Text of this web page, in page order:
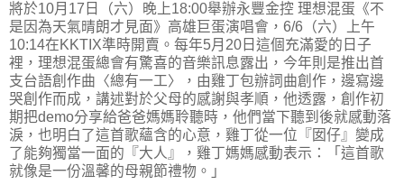
將於10月17日（六）晚上18:00舉辦永豐金控 理想混蛋《不
是因為天氣晴朗才見面》高雄巨蛋演唱會，6/6（六）上午
10:14在KKTIX準時開賣。每年5月20日這個充滿愛的日子
裡，理想混蛋總會有驚喜的音樂訊息露出，今年則是推出首
支台語創作曲〈總有一工〉，由雞丁包辦詞曲創作，邊寫邊
哭創作而成，講述對於父母的感謝與孝順，他透露，創作初
期把demo分享給爸爸媽媽聆聽時，他們當下聽到後就感動落
淚，也明白了這首歌蘊含的心意，雞丁從一位『囡仔』變成
了能夠獨當一面的『大人』，雞丁媽媽感動表示：「這首歌
就像是一份溫馨的母親節禮物。」